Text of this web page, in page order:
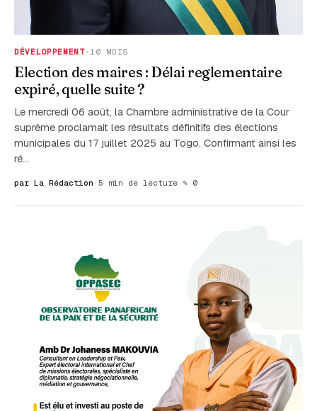
DÉVELOPPEMENT·10 MOIS
Election des maires : Délai reglementaire
expiré, quelle suite ?
Le mercredi 06 août, la Chambre administrative de la Cour
suprême proclamait les résultats définitifs des élections
municipales du 17 juillet 2025 au Togo. Confirmant ainsi les
ré…
par La Rédaction · 5 min de lecture · ✎ 0